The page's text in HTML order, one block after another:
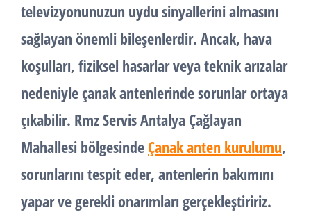
televizyonunuzun uydu sinyallerini almasını
sağlayan önemli bileşenlerdir. Ancak, hava
koşulları, fiziksel hasarlar veya teknik arızalar
nedeniyle çanak antenlerinde sorunlar ortaya
çıkabilir. Rmz Servis Antalya Çağlayan
Mahallesi bölgesinde Çanak anten kurulumu,
sorunlarını tespit eder, antenlerin bakımını
yapar ve gerekli onarımları gerçekleştiririz.